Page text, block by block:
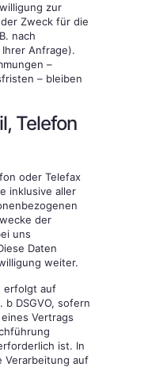
zur
Zweck für die
nach
Anfrage).
–
– bleiben
Telefon
oder Telefax
inklusive aller
der
uns
Daten
weiter.
erfolgt auf
b DSGVO, sofern
Vertrags
ist. In
Verarbeitung auf